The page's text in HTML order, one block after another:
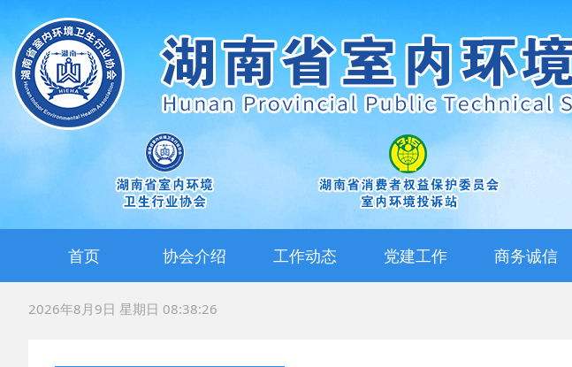
首页 协会介绍 工作动态 党建工作 商务诚信
2026年8月9日 星期日 08:38:26